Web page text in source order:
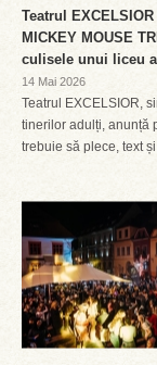
Teatrul
MICKEY MOUSE
culisele unui liceu
14 Mai 2026
Teatrul EXCELSIOR,
tinerilor adulți, anunță
trebuie să plece, text